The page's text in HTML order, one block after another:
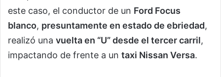
este caso, el conductor de un Ford Focus
blanco, presuntamente en estado de ebriedad,
realizó una vuelta en “U” desde el tercer carril,
impactando de frente a un taxi Nissan Versa.